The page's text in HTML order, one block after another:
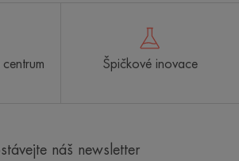
Špičkové inovace
náš newsletter